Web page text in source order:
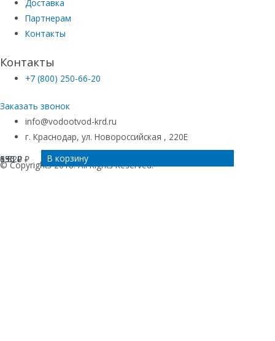
1 820 ₽ В корзину
630₽ В корзину
650₽ В корзину
895₽ В корзину
Доставка
Партнерам
Контакты
Контакты
+7 (800) 250-66-20
Заказать звонок
info@vodootvod-krd.ru
г. Краснодар, ул. Новороссийская , 220Е
© Copyrights 2018. All Rights Reserved.